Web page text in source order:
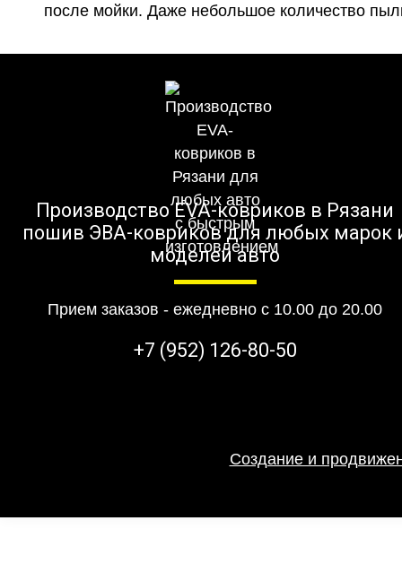
после мойки. Даже небольшое количество
Производство EVA-ковриков в Рязани
пошив ЭВА-ковриков для любых марок
моделей авто
Прием заказов - ежедневно с 10.00 до 20.00
+7 (952) 126-80-50
Создание и